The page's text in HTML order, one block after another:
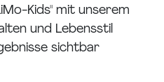
Kids" mit unserem
und Lebensstil
sichtbar